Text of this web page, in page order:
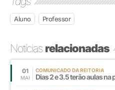
Aluno Professor
Notíciasrelacionadas
01
MAI
COMUNICADO DA REITORIA
Dias 2 e 3.5 terão aulas